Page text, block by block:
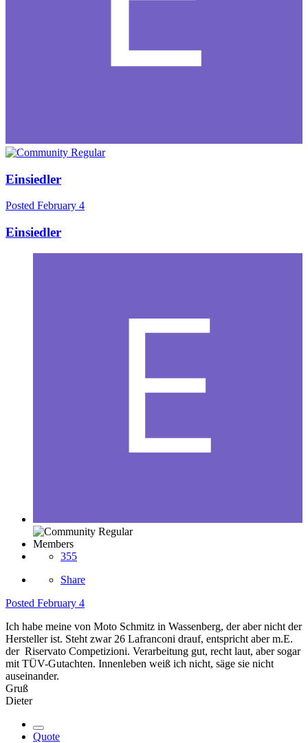
Einsiedler
Posted February 4
Einsiedler
Members
355
Share
Posted February 4
Ich habe meine von Moto Schmitz in Wassenberg, der aber nicht der
Hersteller ist. Steht zwar 26 Lafranconi drauf, entspricht aber m.E.
der Riservato Competizioni. Verarbeitung gut, recht laut, aber sogar
mit TÜV-Gutachten. Innenleben weiß ich nicht, säge sie nicht
auseinander.
Gruß
Dieter
Quote